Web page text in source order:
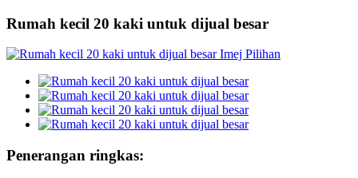
Rumah kecil 20 kaki untuk dijual besar
Penerangan ringkas: